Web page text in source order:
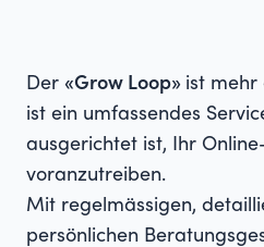
Der «Grow Loop» ist mehr
ist ein umfassendes
ausgerichtet ist, Ihr
voranzutreiben.
Mit regelmässigen,
persönlichen